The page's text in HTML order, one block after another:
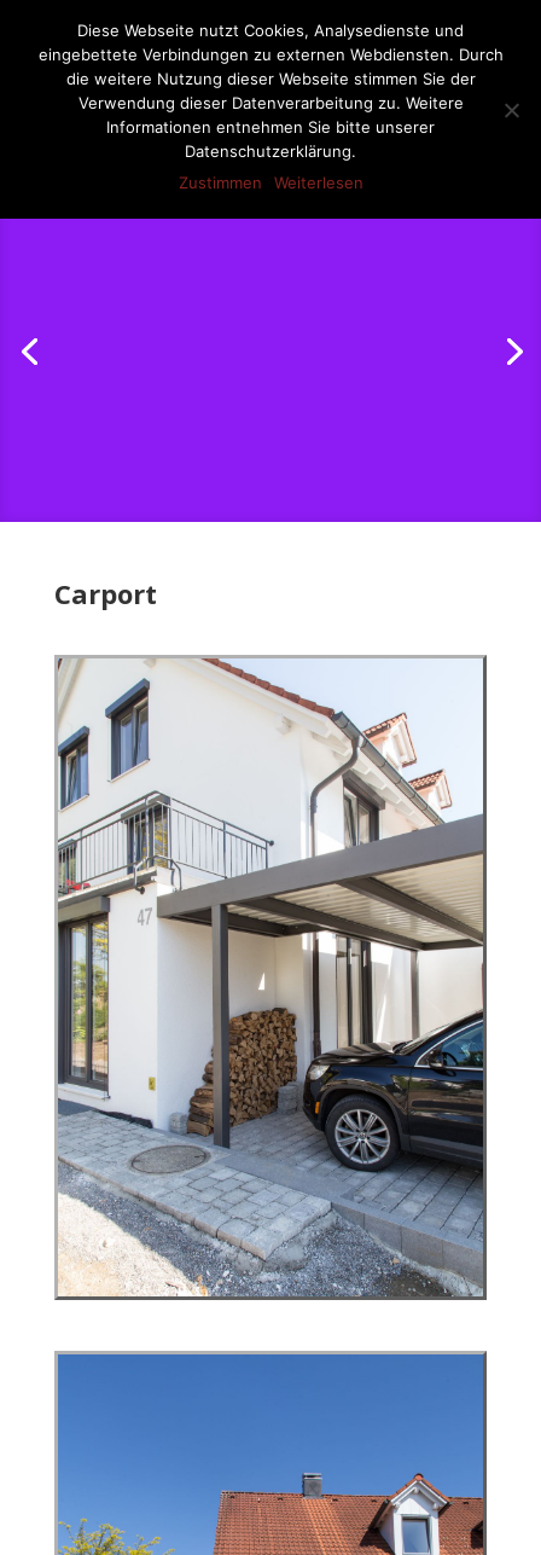
Seite wählen
Carport
Diese Webseite nutzt Cookies, Analysedienste und
eingebettete Verbindungen zu externen Webdiensten. Durch
die weitere Nutzung dieser Webseite stimmen Sie der
Verwendung dieser Datenverarbeitung zu. Weitere
Informationen entnehmen Sie bitte unserer
Datenschutzerklärung.
Zustimmen
Weiterlesen